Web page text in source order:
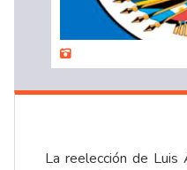
La reelección de Luis